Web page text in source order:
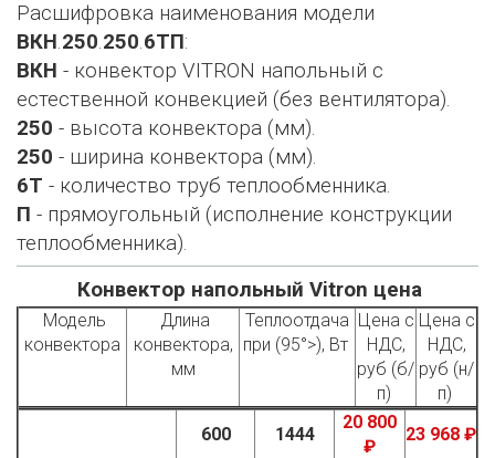
Расшифровка наименования модели
ВКН.250.250.6ТП:
ВКН - конвектор VITRON напольный с
естественной конвекцией (без вентилятора).
250 - высота конвектора (мм).
250 - ширина конвектора (мм).
6Т - количество труб теплообменника.
П - прямоугольный (исполнение конструкции
теплообменника).
Конвектор напольный Vitron цена
Модель
конвектора
Длина
конвектора,
мм
Теплоотдача
при (95°>), Вт
Цена с
НДС,
руб (б/
п)
Цена с
НДС,
руб (н/
п)
600 1444
20 800
₽
23 968 ₽